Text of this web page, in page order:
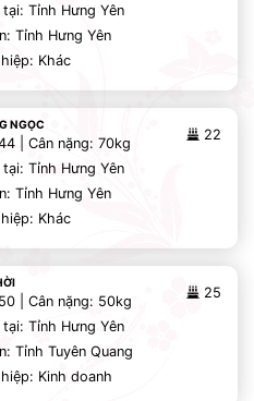
Tỉnh Hưng Yên
Tỉnh Hưng Yên
Khác
NGỌC
22
| Cân nặng: 70kg
Tỉnh Hưng Yên
Tỉnh Hưng Yên
Khác
25
| Cân nặng: 50kg
Tỉnh Hưng Yên
Tỉnh Tuyên Quang
Kinh doanh